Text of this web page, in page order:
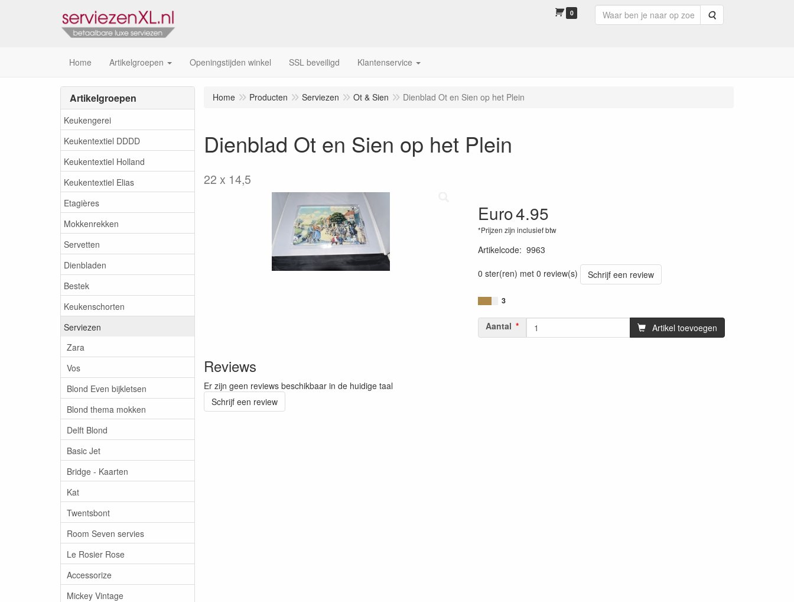
0 Zoeken
Home Artikelgroepen Openingstijden winkel SSL beveiligd Klantenservice
Artikelgroepen
Keukengerei
Keukentextiel DDDD
Keukentextiel Holland
Keukentextiel Elias
Etagières
Mokkenrekken
Servetten
Dienbladen
Bestek
Keukenschorten
Serviezen
Zara
Vos
Blond Even bijkletsen
Blond thema mokken
Delft Blond
Basic Jet
Bridge - Kaarten
Kat
Twentsbont
Room Seven servies
Le Rosier Rose
Accessorize
Mickey Vintage
Home Producten Serviezen Ot & Sien Dienblad Ot en Sien op het Plein
Dienblad Ot en Sien op het Plein
22 x 14,5
Euro4.95
*Prijzen zijn inclusief btw
Artikelcode: 9963
0 ster(ren) met 0 review(s)
Schrijf een review
3
Aantal Artikel toevoegen
Reviews
Er zijn geen reviews beschikbaar in de huidige taal
Schrijf een review